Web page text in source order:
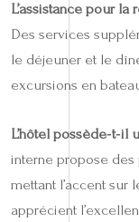
L’assistance pour
Des services
le déjeuner et le
excursions en
L’hôtel possède‑t‑il
interne propose des
mettant l’accent sur
apprécient